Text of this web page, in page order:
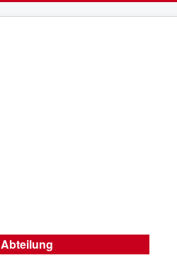
Abteilung